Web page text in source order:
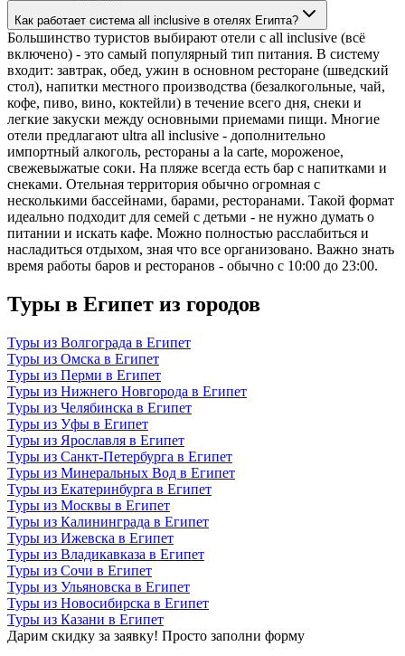
Как работает система all inclusive в отелях Египта?
Большинство туристов выбирают отели с all inclusive (всё
включено) - это самый популярный тип питания. В систему
входит: завтрак, обед, ужин в основном ресторане (шведский
стол), напитки местного производства (безалкогольные, чай,
кофе, пиво, вино, коктейли) в течение всего дня, снеки и
легкие закуски между основными приемами пищи. Многие
отели предлагают ultra all inclusive - дополнительно
импортный алкоголь, рестораны a la carte, мороженое,
свежевыжатые соки. На пляже всегда есть бар с напитками и
снеками. Отельная территория обычно огромная с
несколькими бассейнами, барами, ресторанами. Такой формат
идеально подходит для семей с детьми - не нужно думать о
питании и искать кафе. Можно полностью расслабиться и
насладиться отдыхом, зная что все организовано. Важно знать
время работы баров и ресторанов - обычно с 10:00 до 23:00.
Туры в Египет из городов
Туры из Волгограда в Египет
Туры из Омска в Египет
Туры из Перми в Египет
Туры из Нижнего Новгорода в Египет
Туры из Челябинска в Египет
Туры из Уфы в Египет
Туры из Ярославля в Египет
Туры из Санкт-Петербурга в Египет
Туры из Минеральных Вод в Египет
Туры из Екатеринбурга в Египет
Туры из Москвы в Египет
Туры из Калининграда в Египет
Туры из Ижевска в Египет
Туры из Владикавказа в Египет
Туры из Сочи в Египет
Туры из Ульяновска в Египет
Туры из Новосибирска в Египет
Туры из Казани в Египет
Дарим скидку за заявку! Просто заполни форму